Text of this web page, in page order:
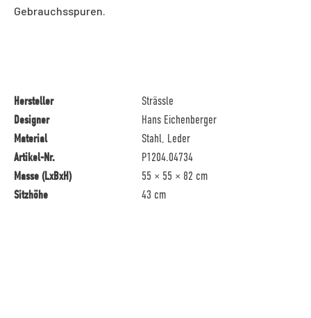
Gebrauchsspuren.
Hersteller
Strässle
Designer
Hans Eichenberger
Material
Stahl, Leder
Artikel-Nr.
P1204.04734
Masse (LxBxH)
55 × 55 × 82 cm
Sitzhöhe
43 cm